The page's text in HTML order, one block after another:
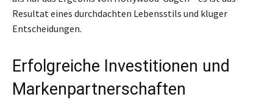
Resultat eines durchdachten Lebensstils und kluger
Entscheidungen.
Erfolgreiche Investitionen und
Markenpartnerschaften